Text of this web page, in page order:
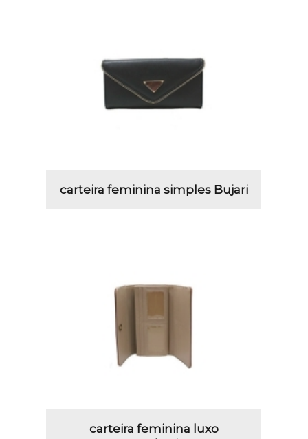
carteira feminina simples Bujari
carteira feminina luxo